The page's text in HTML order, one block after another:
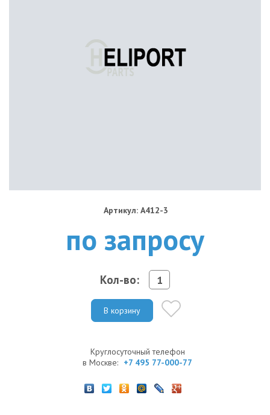
Артикул: A412-3
по запросу
Кол-во:
В корзину
Круглосуточный телефон
в Москве: +7 495 77-000-77